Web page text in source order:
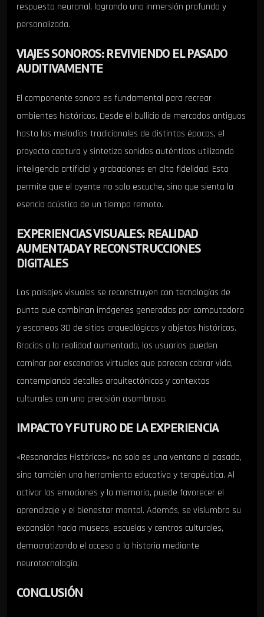
respuesta neuronal, logrando una inmersión profunda y
personalizada.
VIAJES SONOROS: REVIVIENDO EL PASADO
AUDITIVAMENTE
El componente sonoro es fundamental para recrear
ambientes históricos. Desde el bullicio de mercados antiguos
hasta las melodías tradicionales de distintas épocas, el
proyecto captura y sintetiza sonidos auténticos utilizando
inteligencia artificial y grabaciones en alta fidelidad. Esto
permite que el oyente no solo escuche, sino que sienta la
esencia acústica de un tiempo remoto.
EXPERIENCIAS VISUALES: REALIDAD
AUMENTADA Y RECONSTRUCCIONES
DIGITALES
Los paisajes visuales se reconstruyen con tecnologías de
punta que combinan imágenes generadas por computadora
y escaneos 3D de sitios arqueológicos y objetos históricos.
Gracias a la realidad aumentada, los usuarios pueden
caminar por escenarios virtuales que parecen cobrar vida,
contemplando detalles arquitectónicos y contextos
culturales con una precisión asombrosa.
IMPACTO Y FUTURO DE LA EXPERIENCIA
«Resonancias Históricas» no solo es una ventana al pasado,
sino también una herramienta educativa y terapéutica. Al
activar las emociones y la memoria, puede favorecer el
aprendizaje y el bienestar mental. Además, se vislumbra su
expansión hacia museos, escuelas y centros culturales,
democratizando el acceso a la historia mediante
neurotecnología.
CONCLUSIÓN